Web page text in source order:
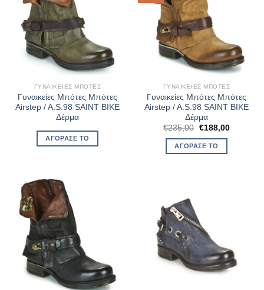
ΓΥΝΑΙΚΕΊΕΣ ΜΠΌΤΕΣ
Γυναικείες Μπότες Μπότες
Airstep / A.S.98 SAINT BIKE
Δέρμα
ΑΓΌΡΑΣΈ ΤΟ
ΓΥΝΑΙΚΕΊΕΣ ΜΠΌΤΕΣ
Γυναικείες Μπότες Μπότες
Airstep / A.S.98 SAINT BIKE
Δέρμα
€235,00 Original
was:
€235,00.
€188,00Η
ΑΓΌΡΑΣΈ ΤΟ